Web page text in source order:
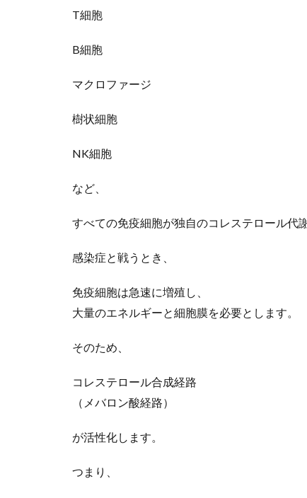
T細胞
B細胞
マクロファージ
樹状細胞
NK細胞
など、
すべての免疫細胞が独自のコレステロール代
感染症と戦うとき、
免疫細胞は急速に増殖し、
大量のエネルギーと細胞膜を必要とします。
そのため、
コレステロール合成経路
（メバロン酸経路）
が活性化します。
つまり、